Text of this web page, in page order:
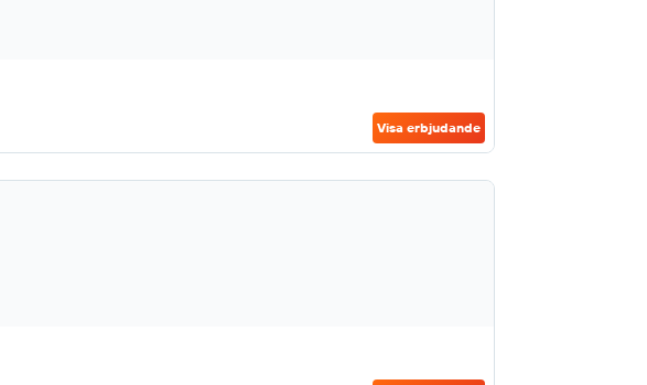
Visa erbjudande